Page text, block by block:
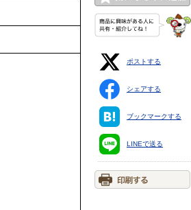
ポストする
シェアする
ブックマークする
LINEで送る